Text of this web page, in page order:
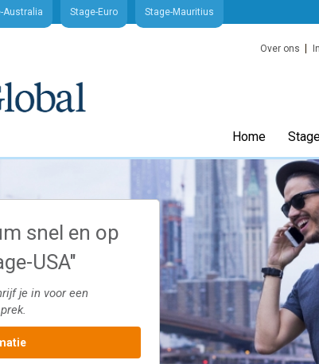
Australia Stage-Euro Stage-Mauritius
Over ons
Home
snel en op
USA"
je in voor een
"Werk als
maanden
Doe werkervaring op in de VS
passend salaris. Schrijf je nu in
intakegesprek.